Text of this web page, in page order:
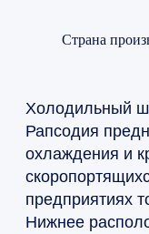
Страна
Холодильный
Рапсодия
охлаждения и
предприятиях
Нижнее